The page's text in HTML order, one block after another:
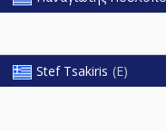
Stef Tsakiris E